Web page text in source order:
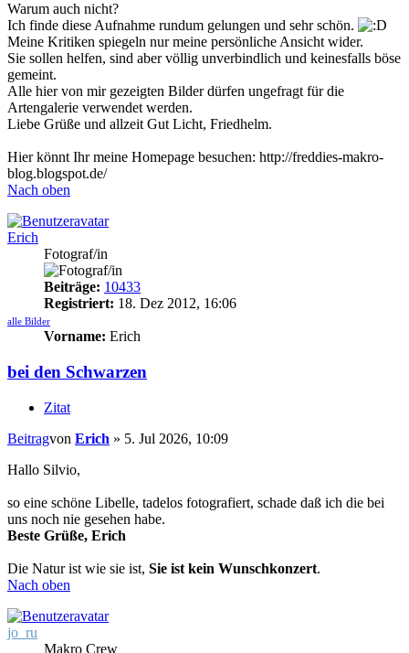
Warum auch nicht?
Ich finde diese Aufnahme rundum gelungen und sehr schön.
Meine Kritiken spiegeln nur meine persönliche Ansicht wider.
Sie sollen helfen, sind aber völlig unverbindlich und keinesfalls böse
gemeint.
Alle hier von mir gezeigten Bilder dürfen ungefragt für die
Artengalerie verwendet werden.
Liebe Grüße und allzeit Gut Licht, Friedhelm.
Hier könnt Ihr meine Homepage besuchen: http://freddies-makro-
blog.blogspot.de/
Nach oben
Erich
Fotograf/in
Beiträge: 10433
Registriert: 18. Dez 2012, 16:06
alle Bilder
Vorname: Erich
bei den Schwarzen
Zitat
Beitragvon Erich » 5. Jul 2026, 10:09
Hallo Silvio,
so eine schöne Libelle, tadelos fotografiert, schade daß ich die bei
uns noch nie gesehen habe.
Beste Grüße, Erich
Die Natur ist wie sie ist, Sie ist kein Wunschkonzert.
Nach oben
jo_ru
Makro Crew